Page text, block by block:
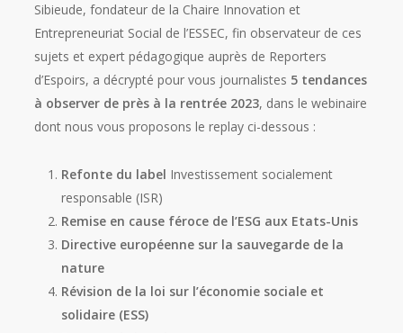
Sibieude, fondateur de la Chaire Innovation et
Entrepreneuriat Social de l’ESSEC, fin observateur de ces
sujets et expert pédagogique auprès de Reporters
d’Espoirs, a décrypté pour vous journalistes 5 tendances
à observer de près à la rentrée 2023, dans le webinaire
dont nous vous proposons le replay ci-dessous :
Refonte du label Investissement socialement
responsable (ISR)
Remise en cause féroce de l’ESG aux Etats-Unis
Directive européenne sur la sauvegarde de la
nature
Révision de la loi sur l’économie sociale et
solidaire (ESS)